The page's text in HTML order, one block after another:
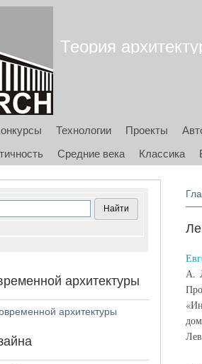
Теория
Технологии Проекты
Средние века Классика
А.
архитектуры
архитектуры